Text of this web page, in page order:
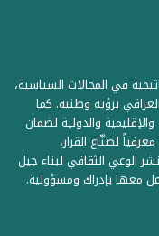
في المجالات السياسية،
برؤية وطنية. كما
والدولية لضمان
لصنّاع القرار،
الوعي الثقافي لبناء جيل
معها بإدراك ومسؤولية.